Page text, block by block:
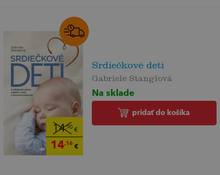
14,90€
14,16€
Srdiečkové deti
Gabriele Stanglová
Na sklade
pridať do košíka